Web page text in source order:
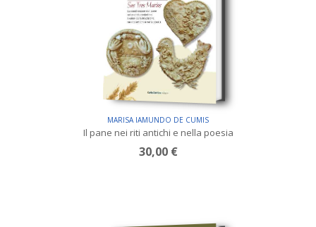
MARISA IAMUNDO DE CUMIS
Il pane nei riti antichi e nella poesia
30,00 €